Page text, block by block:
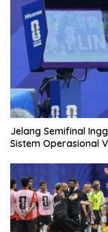
Jelang Semifinal
Sistem Operasional